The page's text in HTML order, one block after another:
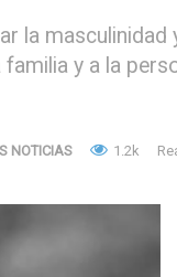
la
y a la
NOTICIAS 1.2k